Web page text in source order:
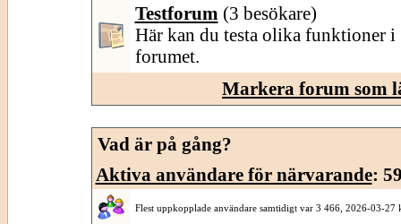
Testforum (3 besökare)
Här kan du testa olika funktioner i
forumet.
Markera forum som
Vad är på gång?
Aktiva användare för närvarande:
Flest uppkopplade användare samtidigt var 3 466, 2026-03-27